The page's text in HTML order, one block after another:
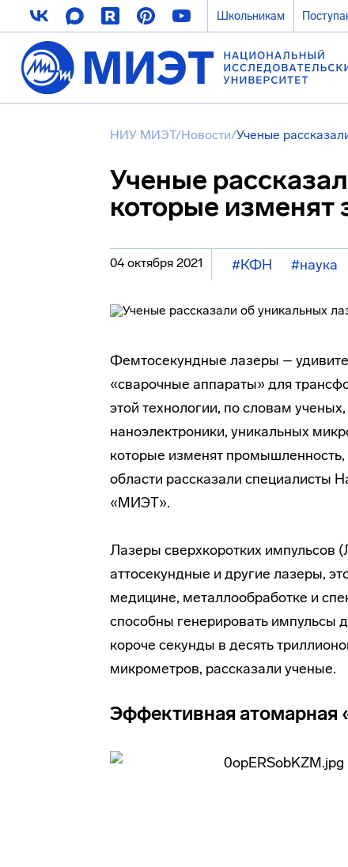
Школьникам
НИУ МИЭТ/Новости/Ученые
Ученые
которые изменят
04 октября 2021 #КФН #наука
Фемтосекундные лазеры –
«сварочные аппараты» для
этой технологии, по словам
наноэлектроники, уникальных
которые изменят
области рассказали специалисты
«МИЭТ».
Лазеры сверхкоротких импульсов
аттосекундные и другие лазеры,
медицине, металлообработке и
способны генерировать импульсы
короче секунды в десять
микрометров, рассказали ученые.
Эффективная атомарная